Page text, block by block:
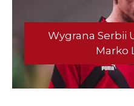
Wygrana Serbii
Marko